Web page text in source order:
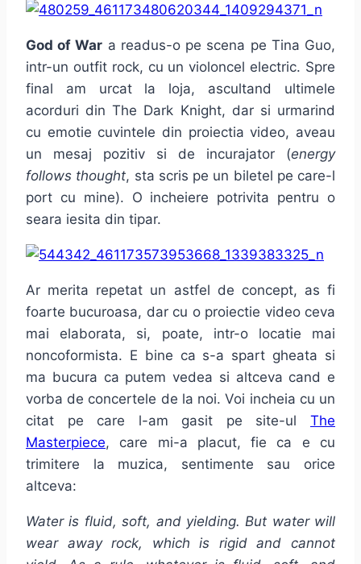
God of War a readus-o pe scena pe Tina Guo,
intr-un outfit rock, cu un violoncel electric. Spre
final am urcat la loja, ascultand ultimele
acorduri din The Dark Knight, dar si urmarind
cu emotie cuvintele din proiectia video, aveau
un mesaj pozitiv si de incurajator (energy
follows thought, sta scris pe un biletel pe care-l
port cu mine). O incheiere potrivita pentru o
seara iesita din tipar.
Ar merita repetat un astfel de concept, as fi
foarte bucuroasa, dar cu o proiectie video ceva
mai elaborata, si, poate, intr-o locatie mai
noncoformista. E bine ca s-a spart gheata si
ma bucura ca putem vedea si altceva cand e
vorba de concertele de la noi. Voi incheia cu un
citat pe care l-am gasit pe site-ul The
Masterpiece, care mi-a placut, fie ca e cu
trimitere la muzica, sentimente sau orice
altceva:
Water is fluid, soft, and yielding. But water will
wear away rock, which is rigid and cannot